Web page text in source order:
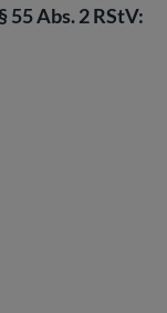
Abs. 2 RStV: